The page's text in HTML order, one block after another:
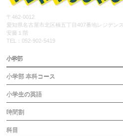
〒462-0012
愛知県名古屋市北区楠五丁目407番地レジデンス
安藤１階
TEL：052-902-5419
小学部
小学部 本科コース
小学生の英語
時間割
科目